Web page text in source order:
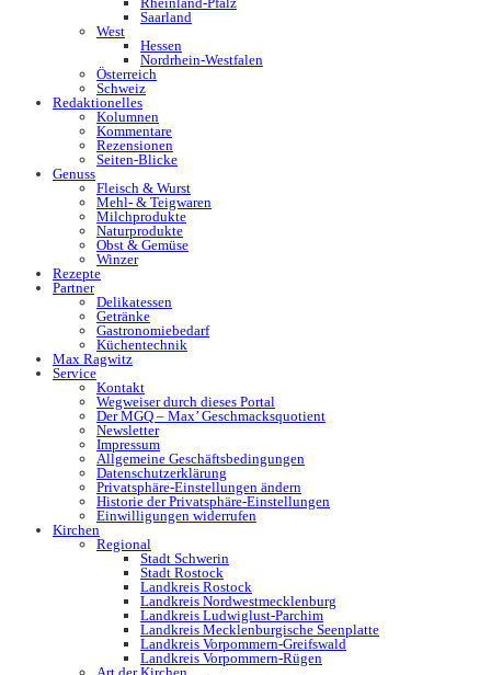
Saarland
West
Hessen
Nordrhein-Westfalen
Österreich
Schweiz
Redaktionelles
Kolumnen
Kommentare
Rezensionen
Seiten-Blicke
Genuss
Fleisch & Wurst
Mehl- & Teigwaren
Milchprodukte
Naturprodukte
Obst & Gemüse
Winzer
Rezepte
Partner
Delikatessen
Getränke
Gastronomiebedarf
Küchentechnik
Max Ragwitz
Service
Kontakt
Wegweiser durch dieses Portal
Der MGQ – Max’ Geschmacksquotient
Newsletter
Impressum
Allgemeine Geschäftsbedingungen
Datenschutzerklärung
Privatsphäre-Einstellungen ändern
Historie der Privatsphäre-Einstellungen
Einwilligungen widerrufen
Kirchen
Regional
Stadt Schwerin
Stadt Rostock
Landkreis Rostock
Landkreis Nordwestmecklenburg
Landkreis Ludwiglust-Parchim
Landkreis Mecklenburgische Seenplatte
Landkreis Vorpommern-Greifswald
Landkreis Vorpommern-Rügen